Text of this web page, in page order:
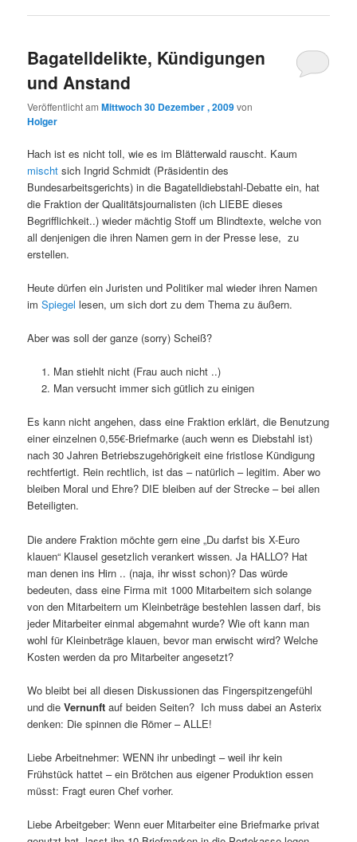
Bagatelldelikte, Kündigungen
und Anstand
Veröffentlicht amMittwoch 30 Dezember , 2009von
Holger
Hach ist es nicht toll, wie es im Blätterwald rauscht. Kaum
mischt sich Ingrid Schmidt (Präsidentin des
Bundesarbeitsgerichts) in die Bagatelldiebstahl-Debatte ein, hat
die Fraktion der Qualitätsjournalisten (ich LIEBE dieses
Begrifflichkeit..) wieder mächtig Stoff um Blindtexte, welche von
all denjenigen die ihren Namen gern in der Presse lese, zu
erstellen.
Heute dürfen ein Juristen und Politiker mal wieder ihren Namen
imSpiegel lesen, um sich dort zu dem Thema zu äußern.
Aber was soll der ganze (sorry) Scheiß?
Man stiehlt nicht (Frau auch nicht ..)
Man versucht immer sich gütlich zu einigen
Es kann nicht angehen, dass eine Fraktion erklärt, die Benutzung
einer einzelnen 0,55€-Briefmarke (auch wenn es Diebstahl ist)
nach 30 Jahren Betriebszugehörigkeit eine fristlose Kündigung
rechtfertigt. Rein rechtlich, ist das – natürlich – legitim. Aber wo
bleiben Moral und Ehre? DIE bleiben auf der Strecke – bei allen
Beteiligten.
Die andere Fraktion möchte gern eine „Du darfst bis X-Euro
klauen“ Klausel gesetzlich verankert wissen. Ja HALLO? Hat
man denen ins Hirn .. (naja, ihr wisst schon)? Das würde
bedeuten, dass eine Firma mit 1000 Mitarbeitern sich solange
von den Mitarbeitern um Kleinbeträge bestehlen lassen darf, bis
jeder Mitarbeiter einmal abgemahnt wurde? Wie oft kann man
wohl für Kleinbeträge klauen, bevor man erwischt wird? Welche
Kosten werden da pro Mitarbeiter angesetzt?
Wo bleibt bei all diesen Diskussionen das Fingerspitzengefühl
und dieVernunftauf beiden Seiten? Ich muss dabei an Asterix
denken: Die spinnen die Römer – ALLE!
Liebe Arbeitnehmer: WENN ihr unbedingt – weil ihr kein
Frühstück hattet – ein Brötchen aus eigener Produktion essen
müsst: Fragt euren Chef vorher.
Liebe Arbeitgeber: Wenn euer Mitarbeiter eine Briefmarke privat